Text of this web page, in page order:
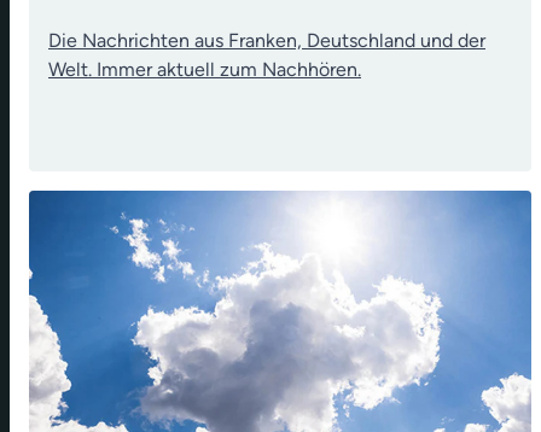
Die Nachrichten aus Franken, Deutschland und der
Welt. Immer aktuell zum Nachhören.